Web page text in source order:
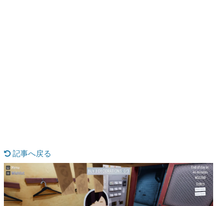
特集記事
マンガ
女性向け
記事へ戻る